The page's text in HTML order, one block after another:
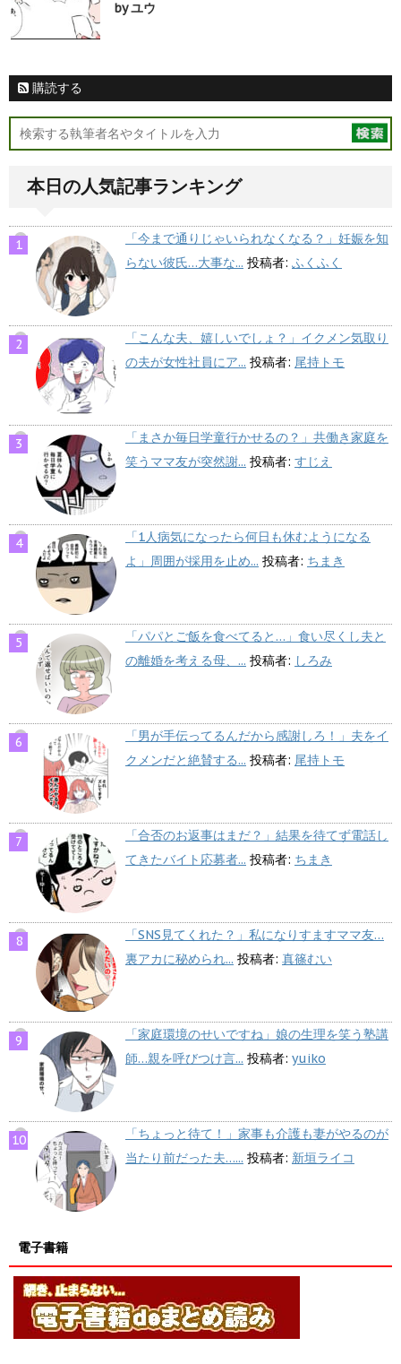
by ユウ
購読する
本日の人気記事ランキング
「今まで通りじゃいられなくなる？」妊娠を知
らない彼氏…大事な... 投稿者: ふくふく
「こんな夫、嬉しいでしょ？」イクメン気取り
の夫が女性社員にア... 投稿者: 尾持トモ
「まさか毎日学童行かせるの？」共働き家庭を
笑うママ友が突然謝... 投稿者: すじえ
「1人病気になったら何日も休むようになる
よ」周囲が採用を止め... 投稿者: ちまき
「パパとご飯を食べてると…」食い尽くし夫と
の離婚を考える母、... 投稿者: しろみ
「男が手伝ってるんだから感謝しろ！」夫をイ
クメンだと絶賛する... 投稿者: 尾持トモ
「合否のお返事はまだ？」結果を待てず電話し
てきたバイト応募者... 投稿者: ちまき
「SNS見てくれた？」私になりすますママ友…
裏アカに秘められ... 投稿者: 真篠むい
「家庭環境のせいですね」娘の生理を笑う塾講
師…親を呼びつけ言... 投稿者: yuiko
「ちょっと待て！」家事も介護も妻がやるのが
当たり前だった夫…... 投稿者: 新垣ライコ
電子書籍